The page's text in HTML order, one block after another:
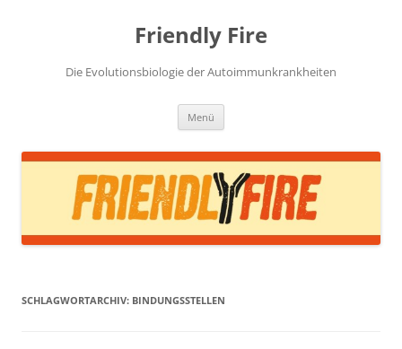
Friendly Fire
Die Evolutionsbiologie der Autoimmunkrankheiten
Menü
SCHLAGWORTARCHIV: BINDUNGSSTELLEN